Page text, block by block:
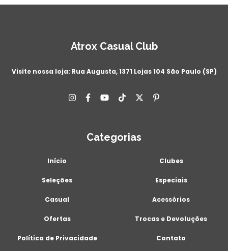
Atrox Casual Club
Visite nossa loja: Rua Augusta, 1371 Lojas 104 São Paulo (SP)
Categorias
Início Clubes
Seleções Especiais
Casual Acessórios
Ofertas Trocas e Devoluções
Política de Privacidade Contato